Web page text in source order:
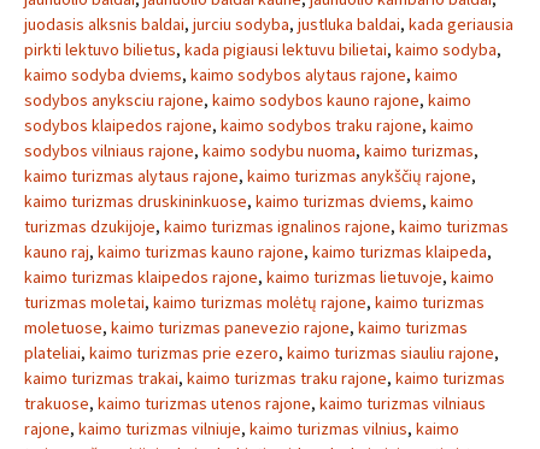
juodasis alksnis baldai, jurciu sodyba, justluka baldai, kada geriausia
pirkti lektuvo bilietus, kada pigiausi lektuvu bilietai, kaimo sodyba,
kaimo sodyba dviems, kaimo sodybos alytaus rajone, kaimo
sodybos anyksciu rajone, kaimo sodybos kauno rajone, kaimo
sodybos klaipedos rajone, kaimo sodybos traku rajone, kaimo
sodybos vilniaus rajone, kaimo sodybu nuoma, kaimo turizmas,
kaimo turizmas alytaus rajone, kaimo turizmas anykščių rajone,
kaimo turizmas druskininkuose, kaimo turizmas dviems, kaimo
turizmas dzukijoje, kaimo turizmas ignalinos rajone, kaimo turizmas
kauno raj, kaimo turizmas kauno rajone, kaimo turizmas klaipeda,
kaimo turizmas klaipedos rajone, kaimo turizmas lietuvoje, kaimo
turizmas moletai, kaimo turizmas molėtų rajone, kaimo turizmas
moletuose, kaimo turizmas panevezio rajone, kaimo turizmas
plateliai, kaimo turizmas prie ezero, kaimo turizmas siauliu rajone,
kaimo turizmas trakai, kaimo turizmas traku rajone, kaimo turizmas
trakuose, kaimo turizmas utenos rajone, kaimo turizmas vilniaus
rajone, kaimo turizmas vilniuje, kaimo turizmas vilnius, kaimo